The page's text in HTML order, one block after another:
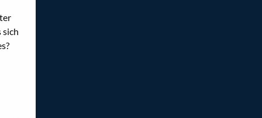
sich